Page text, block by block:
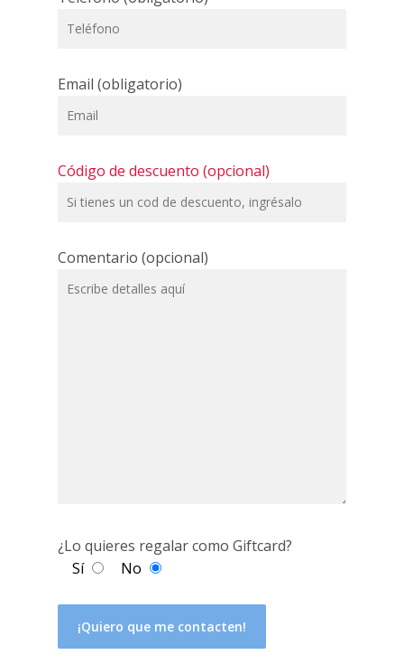
Email (obligatorio)
Código de descuento (opcional)
Comentario (opcional)
¿Lo quieres regalar como Giftcard?
Sí
No